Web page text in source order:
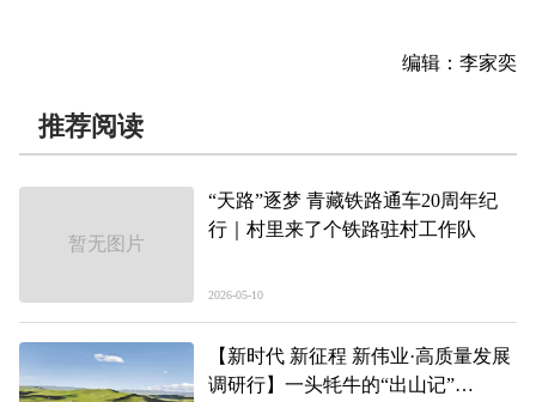
编辑：李家奕
推荐阅读
暂无图片
“天路”逐梦 青藏铁路通车20周年纪
行｜村里来了个铁路驻村工作队
2026-05-10
【新时代 新征程 新伟业·高质量发展
调研行】一头牦牛的“出山记”